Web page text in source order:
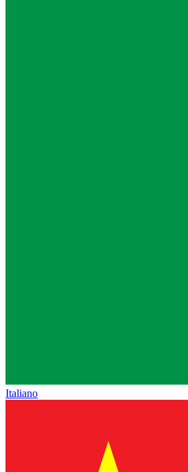
Italiano